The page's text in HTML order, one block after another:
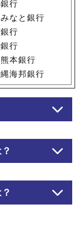
行
みなと銀行
行
行
熊本銀行
海邦銀行